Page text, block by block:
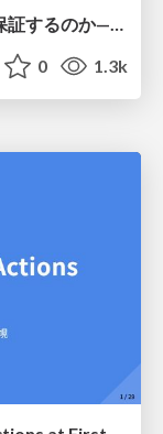
AIがコードを書く時代、人間は何を保証するのか———馬場さんと考える、開発者に求められる新しい責任と価値 - TECH PLAY
0 1.3k